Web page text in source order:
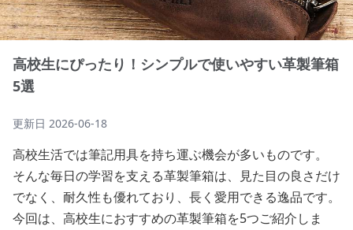
高校生にぴったり！シンプルで使いやすい革製筆箱
5選
更新日 2026-06-18
高校生活では筆記用具を持ち運ぶ機会が多いものです。
そんな毎日の学習を支える革製筆箱は、見た目の良さだけ
でなく、耐久性も優れており、長く愛用できる逸品です。
今回は、高校生におすすめの革製筆箱を5つご紹介しま